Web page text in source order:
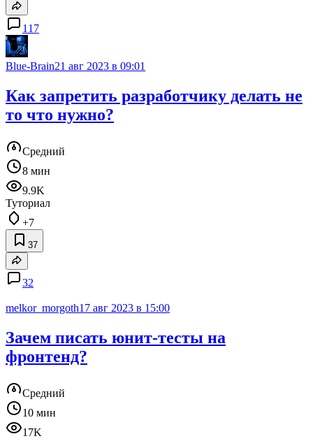
117
Blue-Brain21 авг 2023 в 09:01
Как запретить разработчику делать не
то что нужно?
Средний
8 мин
9.9K
Туториал
+7
37
32
melkor_morgoth17 авг 2023 в 15:00
Зачем писать юнит-тесты на
фронтенд?
Средний
10 мин
17K